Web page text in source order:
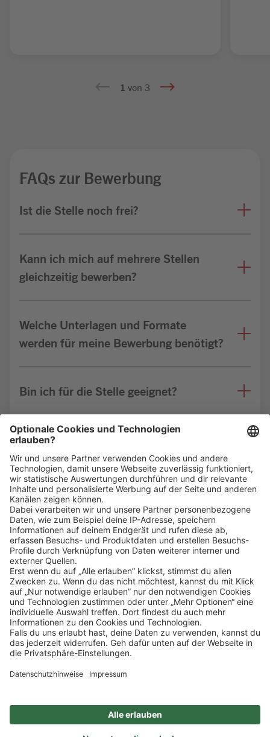
1 von 3
FAQs zur Bewerbung
Ist die Stelle noch frei?
Kann ich mich auf mehrere Stellen
gleichzeitig bewerben?
Welche Unterlagen und Formate
werden für meine Bewerbung benötigt?
Bin ich für die Stelle geeignet?
Weitere FAQs
Klickehier, um alle offenen Jobs zu sehen.
Impressum Datenschutz
Privatsphäre-Einstellungen
FAQ
Veranstaltungen
Sitemap